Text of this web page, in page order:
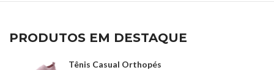
PRODUTOS EM DESTAQUE
Tênis Casual Orthopés